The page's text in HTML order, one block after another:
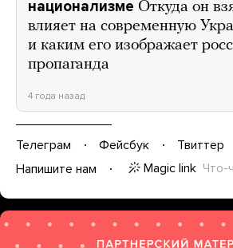
национализме Откуда он
влияет на современную
и каким его изображает
пропаганда
4 года назад
Телеграм Фейсбук Твиттер
Напишите нам
Magic link Что-